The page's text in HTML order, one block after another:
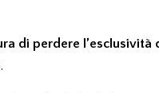
di perdere